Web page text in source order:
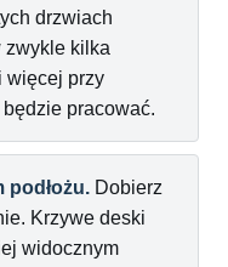
drzwiach
zwykle kilka
więcej przy
pracować.
podłożu. Dobierz
Krzywe deski
widocznym